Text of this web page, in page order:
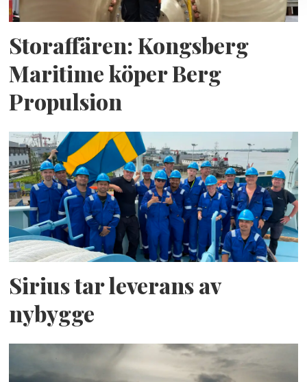
Storaffären: Kongsberg
Maritime köper Berg
Propulsion
Sirius tar leverans av
nybygge